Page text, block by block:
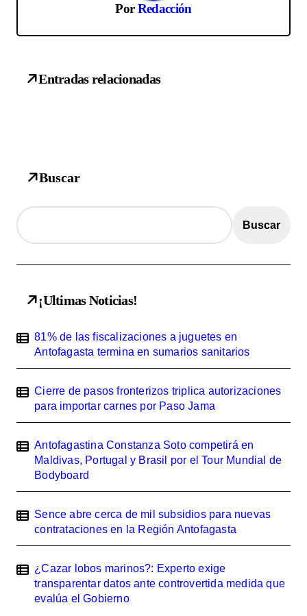
ó
a
d
a
PorRedacción
Entradas relacionadas
Buscar
Buscar
¡Ultimas Noticias!
81% de las fiscalizaciones a juguetes en
Antofagasta termina en sumarios sanitarios
Cierre de pasos fronterizos triplica autorizaciones
para importar carnes por Paso Jama
Antofagastina Constanza Soto competirá en
Maldivas, Portugal y Brasil por el Tour Mundial de
Bodyboard
Sence abre cerca de mil subsidios para nuevas
contrataciones en la Región Antofagasta
¿Cazar lobos marinos?: Experto exige
transparentar datos ante controvertida medida que
evalúa el Gobierno